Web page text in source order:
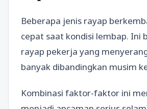
Beberapa jenis rayap
cepat saat kondisi lembap. Ini
rayap pekerja yang
banyak dibandingkan musim
Kombinasi faktor-faktor ini